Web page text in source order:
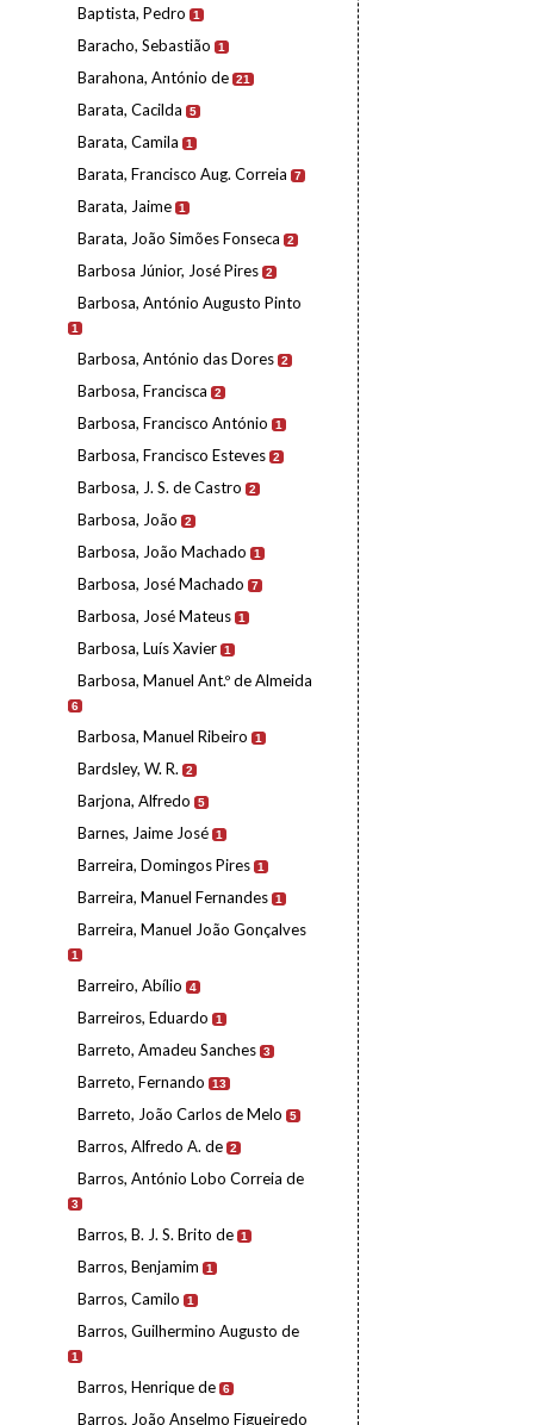
Baptista, Pedro 1
Baracho, Sebastião 1
Barahona, António de 21
Barata, Cacilda 5
Barata, Camila 1
Barata, Francisco Aug. Correia 7
Barata, Jaime 1
Barata, João Simões Fonseca 2
Barbosa Júnior, José Pires 2
Barbosa, António Augusto Pinto
1
Barbosa, António das Dores 2
Barbosa, Francisca 2
Barbosa, Francisco António 1
Barbosa, Francisco Esteves 2
Barbosa, J. S. de Castro 2
Barbosa, João 2
Barbosa, João Machado 1
Barbosa, José Machado 7
Barbosa, José Mateus 1
Barbosa, Luís Xavier 1
Barbosa, Manuel Ant.º de Almeida
6
Barbosa, Manuel Ribeiro 1
Bardsley, W. R. 2
Barjona, Alfredo 5
Barnes, Jaime José 1
Barreira, Domingos Pires 1
Barreira, Manuel Fernandes 1
Barreira, Manuel João Gonçalves
1
Barreiro, Abílio 4
Barreiros, Eduardo 1
Barreto, Amadeu Sanches 3
Barreto, Fernando 13
Barreto, João Carlos de Melo 5
Barros, Alfredo A. de 2
Barros, António Lobo Correia de
3
Barros, B. J. S. Brito de 1
Barros, Benjamim 1
Barros, Camilo 1
Barros, Guilhermino Augusto de
1
Barros, Henrique de 6
Barros, João Anselmo Figueiredo